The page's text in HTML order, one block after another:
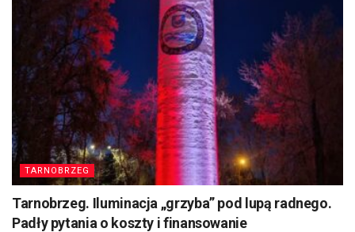
TARNOBRZEG
Tarnobrzeg. Iluminacja „grzyba” pod lupą radnego.
Padły pytania o koszty i finansowanie